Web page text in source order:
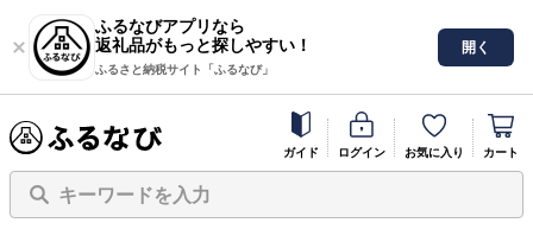
ふるなびアプリなら
返礼品がもっと探しやすい！
ふるさと納税サイト「ふるなび」
開く
ガイド ログイン お気に入り カート
キーワードを入力